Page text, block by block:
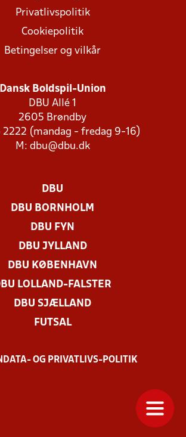
Privatlivspolitik
Cookiepolitik
Betingelser og vilkår
Dansk Boldspil-Union
DBU Allé 1
2605 Brøndby
2222 (mandag - fredag 9-16)
M: dbu@dbu.dk
DBU
DBU BORNHOLM
DBU FYN
DBU JYLLAND
DBU KØBENHAVN
LOLLAND-FALSTER
DBU SJÆLLAND
FUTSAL
OG PRIVATLIVS-POLITIK